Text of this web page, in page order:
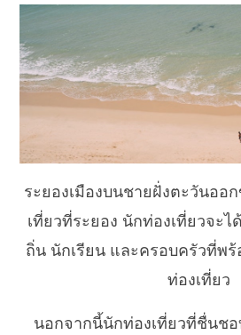
ระยองเมืองบนชายฝั่งตะวันออ
เที่ยวที่ระยอง นักท่องเที่ยวจะ
ถิ่น นักเรียน และครอบครัวที่พ
ท่องเที่ยว
นอกจากนี้นักท่องเที่ยวที่ชื่นช